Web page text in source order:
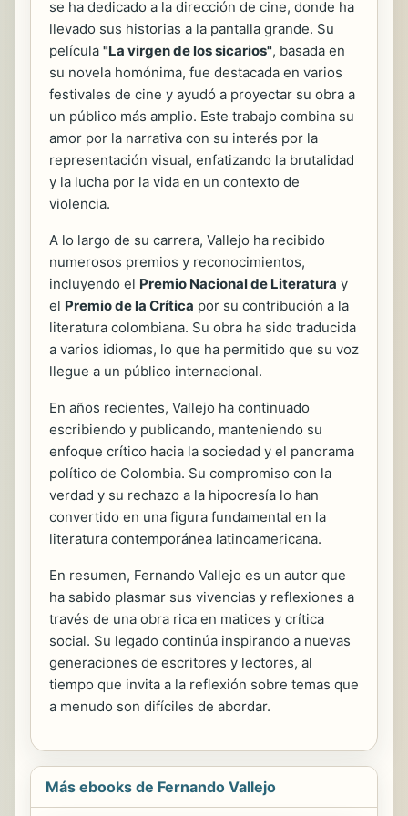
se ha dedicado a la dirección de cine, donde ha
llevado sus historias a la pantalla grande. Su
película "La virgen de los sicarios", basada en
su novela homónima, fue destacada en varios
festivales de cine y ayudó a proyectar su obra a
un público más amplio. Este trabajo combina su
amor por la narrativa con su interés por la
representación visual, enfatizando la brutalidad
y la lucha por la vida en un contexto de
violencia.
A lo largo de su carrera, Vallejo ha recibido
numerosos premios y reconocimientos,
incluyendo el Premio Nacional de Literatura y
el Premio de la Crítica por su contribución a la
literatura colombiana. Su obra ha sido traducida
a varios idiomas, lo que ha permitido que su voz
llegue a un público internacional.
En años recientes, Vallejo ha continuado
escribiendo y publicando, manteniendo su
enfoque crítico hacia la sociedad y el panorama
político de Colombia. Su compromiso con la
verdad y su rechazo a la hipocresía lo han
convertido en una figura fundamental en la
literatura contemporánea latinoamericana.
En resumen, Fernando Vallejo es un autor que
ha sabido plasmar sus vivencias y reflexiones a
través de una obra rica en matices y crítica
social. Su legado continúa inspirando a nuevas
generaciones de escritores y lectores, al
tiempo que invita a la reflexión sobre temas que
a menudo son difíciles de abordar.
Más ebooks de Fernando Vallejo